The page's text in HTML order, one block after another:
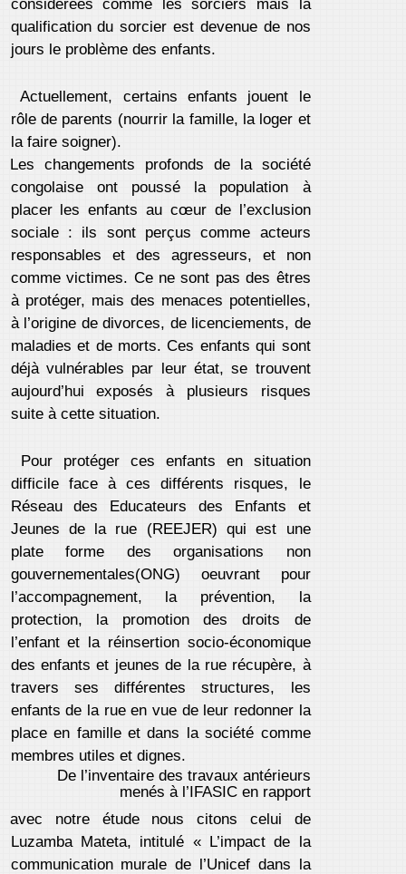
qualification du sorcier est devenue de nos
jours le problème des enfants.
Actuellement, certains enfants jouent le
rôle de parents (nourrir la famille, la loger et
la faire soigner).
Les changements profonds de la société
congolaise ont poussé la population à
placer les enfants au cœur de l’exclusion
sociale : ils sont perçus comme acteurs
responsables et des agresseurs, et non
comme victimes. Ce ne sont pas des êtres
à protéger, mais des menaces potentielles,
à l’origine de divorces, de licenciements, de
maladies et de morts. Ces enfants qui sont
déjà vulnérables par leur état, se trouvent
aujourd’hui exposés à plusieurs risques
suite à cette situation.
Pour protéger ces enfants en situation
difficile face à ces différents risques, le
Réseau des Educateurs des Enfants et
Jeunes de la rue (REEJER) qui est une
plate forme des organisations non
gouvernementales(ONG) oeuvrant pour
l’accompagnement, la prévention, la
protection, la promotion des droits de
l’enfant et la réinsertion socio-économique
des enfants et jeunes de la rue récupère, à
travers ses différentes structures, les
enfants de la rue en vue de leur redonner la
place en famille et dans la société comme
membres utiles et dignes.
De l’inventaire des travaux antérieurs
menés à l’IFASIC en rapport
avec notre étude nous citons celui de
Luzamba Mateta, intitulé « L’impact de la
communication murale de l’Unicef dans la